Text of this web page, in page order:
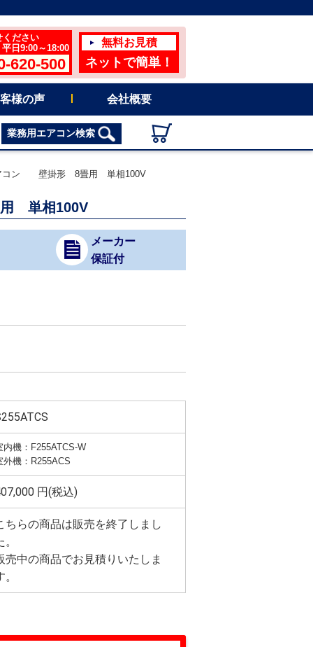
ください
日9:00～18:00
620-500
無料お見積
ネットで簡単！
様の声 会社概要
業務用エアコン検索
コン 壁掛形 8畳用 単相100V
単相100V
メーカー
保証付
内機：F255ATCS-W
外機：R255ACS
円(税込)
ちらの商品は販売を終了しまし
。
売中の商品でお見積りいたしま
。